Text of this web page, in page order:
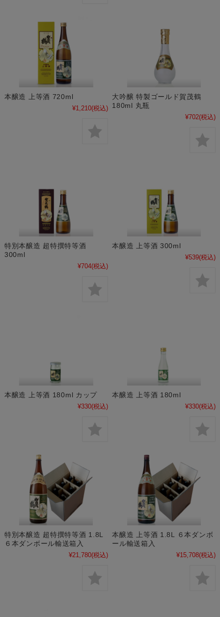
本醸造 上等酒 720ml
¥1,210(税込)
大吟醸 特製ゴールド賀茂鶴
180ml 丸瓶
¥702(税込)
特別本醸造 超特撰特等酒
300ml
¥704(税込)
本醸造 上等酒 300ml
¥539(税込)
本醸造 上等酒 180ml カップ
¥330(税込)
本醸造 上等酒 180ml
¥330(税込)
特別本醸造 超特撰特等酒 1.8L
６本ダンボール輸送箱入
¥21,780(税込)
本醸造 上等酒 1.8L ６本ダンボ
ール輸送箱入
¥15,708(税込)